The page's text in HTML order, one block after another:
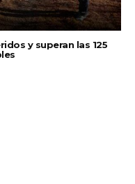
y superan las 125